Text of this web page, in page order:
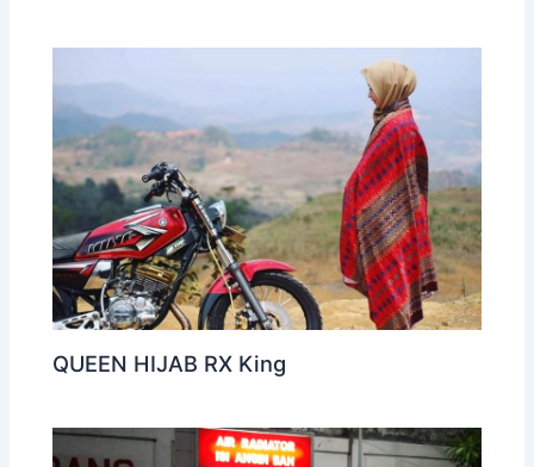
QUEEN HIJAB RX King